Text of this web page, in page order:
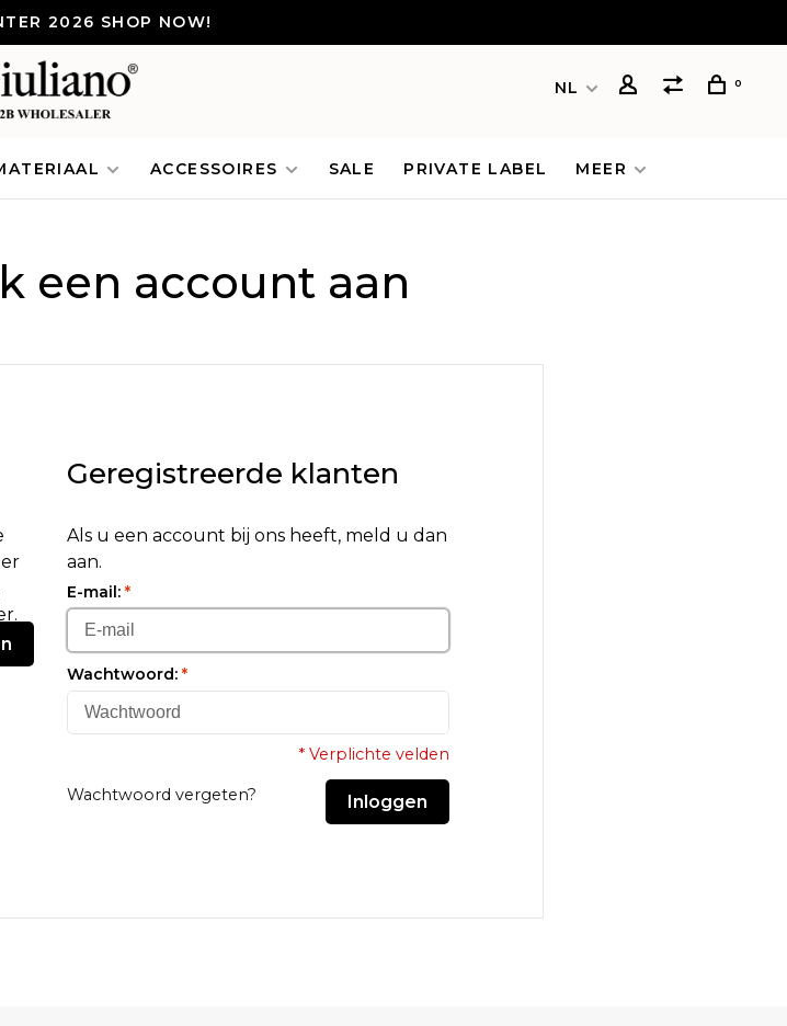
2026 SHOP NOW!
NL 0
ACCESSOIRES SALE PRIVATE LABEL MEER
een account aan
Geregistreerde klanten
Als u een account bij ons heeft, meld u dan
aan.
E-mail: *
Wachtwoord: *
* Verplichte velden
Wachtwoord vergeten? Inloggen